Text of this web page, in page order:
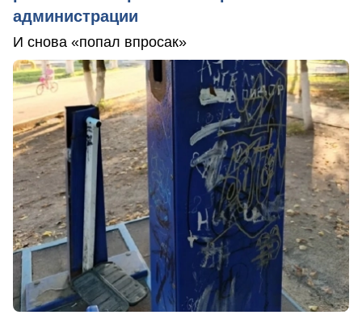
администрации
И снова «попал впросак»